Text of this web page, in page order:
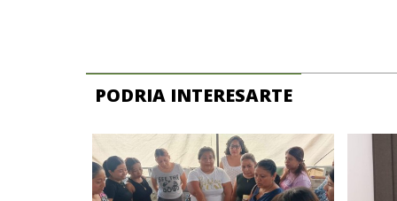
PODRIA INTERESARTE